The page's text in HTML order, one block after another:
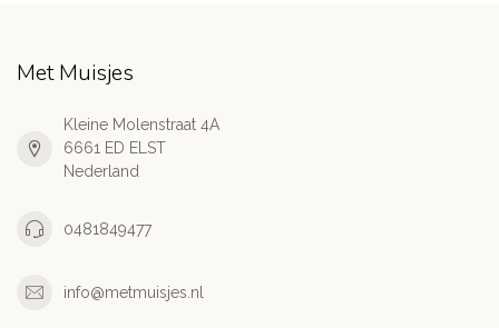
Met Muisjes
Kleine Molenstraat 4A
6661 ED ELST
Nederland
0481849477
info@metmuisjes.nl